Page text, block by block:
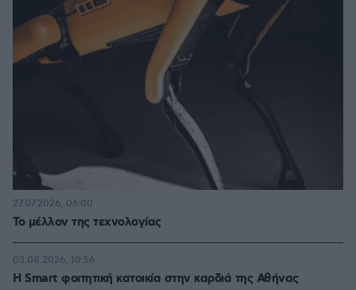
Το μέλλον της τεχνολογίας
27.07.2026, 06:00
Η Smart φοιτητική κατοικία στην καρδιά της Αθήνας
03.08.2026, 10:56